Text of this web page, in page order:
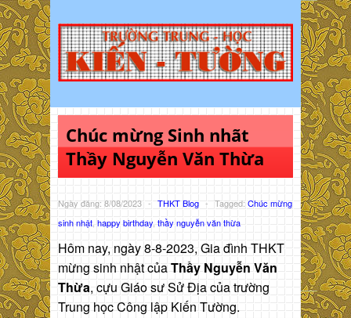
Chúc mừng Sinh nhãt
Thầy Nguyễn Văn Thừa
Ngày đăng: 8/08/2023 - THKT Blog - Tagged: Chúc mừng
sinh nhật happy birthday thầy nguyễn văn thừa
Hôm nay, ngày 8-8-2023, Gia đình THKT
mừng sinh nhật củaThầy Nguyễn Văn
Thừa, cựu Giáo sư Sử Địa của trường
Trung học Công lập Kiến Tường.